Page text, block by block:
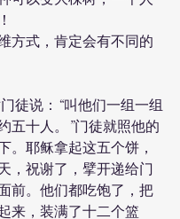
式，肯定会有不同的
说：“叫他们一组一组
五十人。”门徒就照他的
。耶稣拿起这五个饼，
，祝谢了，擘开递给门
前。他们都吃饱了，把
来，装满了十二个篮